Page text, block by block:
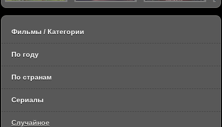
Фильмы / Категории
По году
По странам
Сериалы
Случайное